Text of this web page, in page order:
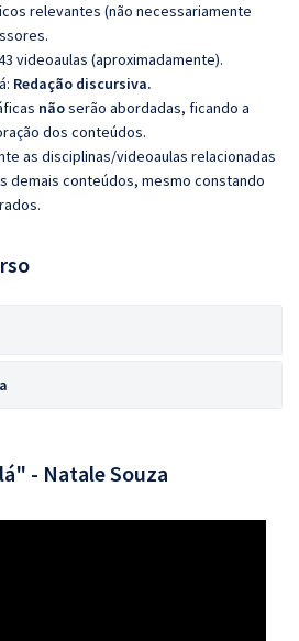
relevantes (não necessariamente
videoaulas (aproximadamente).
Redação discursiva.
nãoserão abordadas, ficando a
dos conteúdos.
as disciplinas/videoaulas relacionadas
demais conteúdos, mesmo constando
- Natale Souza